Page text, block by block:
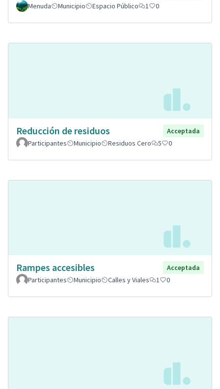
Menuda
Municipio Espacio Público 1 0
Reducción de residuos
Acceptada
Participantes
Municipio Residuos Cero 5 0
Rampes accesibles
Acceptada
Participantes
Municipio Calles y Viales 1 0